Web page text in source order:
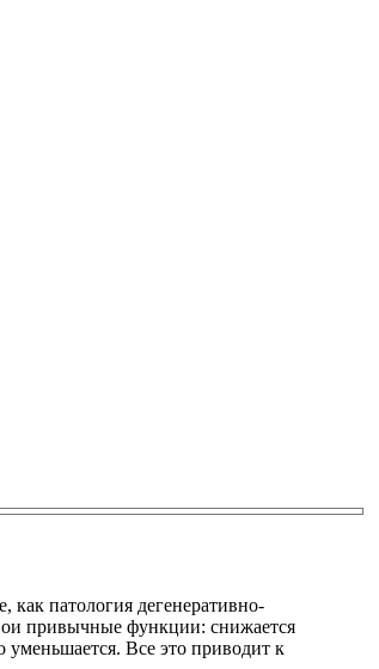
как патология дегенеративно-
привычные функции: снижается
уменьшается. Все это приводит к